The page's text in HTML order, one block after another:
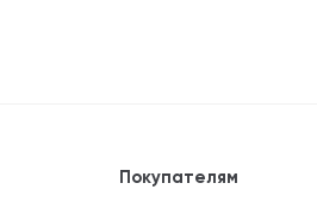
Покупателям